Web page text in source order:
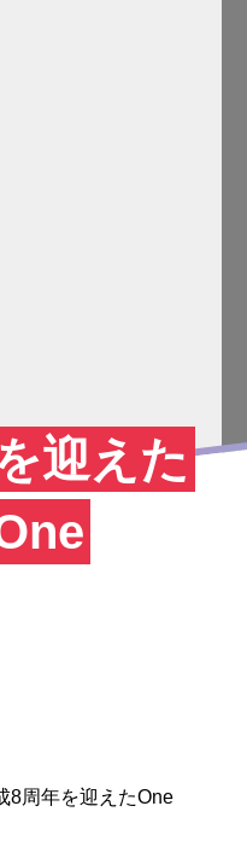
迎えた
8周年を迎えたOne